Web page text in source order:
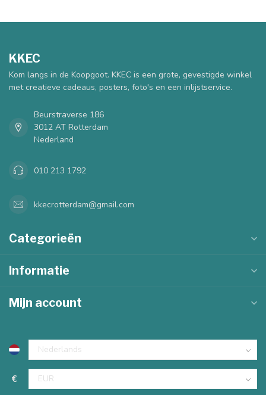
KKEC
Kom langs in de Koopgoot. KKEC is een grote, gevestigde winkel
met creatieve cadeaus, posters, foto's en een inlijstservice.
Beurstraverse 186
3012 AT Rotterdam
Nederland
010 213 1792
kkecrotterdam@gmail.com
Categorieën
Informatie
Mijn account
€